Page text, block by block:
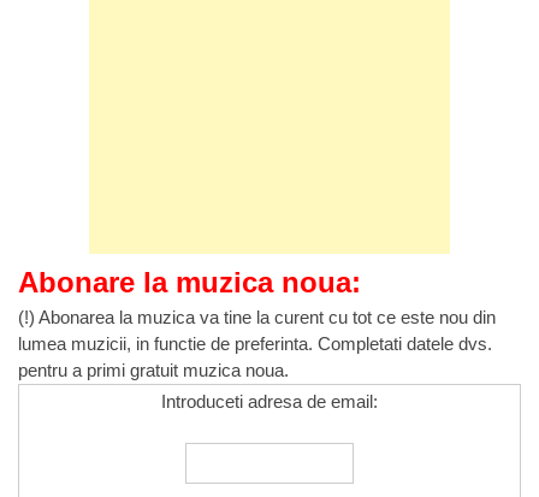
Abonare la muzica noua:
(!) Abonarea la muzica va tine la curent cu tot ce este nou din
lumea muzicii, in functie de preferinta. Completati datele dvs.
pentru a primi gratuit muzica noua.
Introduceti adresa de email: